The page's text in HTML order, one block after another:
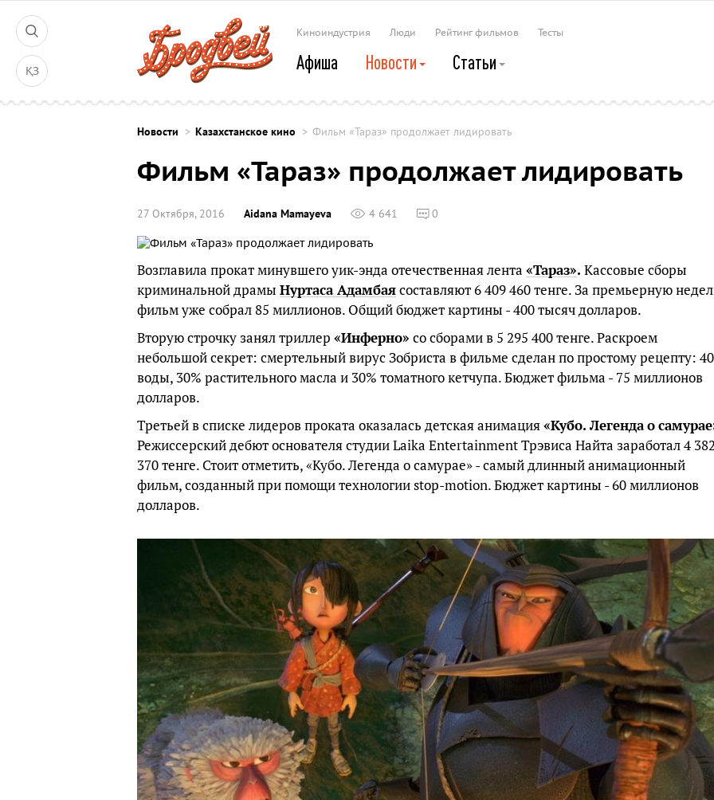
ҚЗ
Киноиндустрия Люди Рейтинг фильмов Тесты
Афиша Новости Статьи
Новости Казахстанское кино Фильм «Тараз» продолжает лидировать
Фильм «Тараз» продолжает лидировать
27 Октября, 2016 Aidana Mamayeva 4 641 0
Возглавила прокат минувшего уик-энда отечественная лента «Тараз». Кассовые сборы
криминальной драмы Нуртаса Адамбаясоставляют 6 409 460 тенге. За премьерную
фильм уже собрал 85 миллионов. Общий бюджет картины - 400 тысяч долларов.
Вторую строчку занял триллер «Инферно» со сборами в 5 295 400 тенге. Раскроем
небольшой секрет: смертельный вирус Зобриста в фильме сделан по простому рецепту:
воды, 30% растительного масла и 30% томатного кетчупа. Бюджет фильма - 75 миллионов
долларов.
Третьей в списке лидеров проката оказалась детская анимация«Кубо. Легендао
Режиссерский дебют основателя студии Laika Entertainment Трэвиса Найта заработал 4
370 тенге. Стоит отметить, «Кубо. Легенда о самурае» - самый длинный анимационный
фильм, созданный при помощи технологии stop-motion. Бюджет картины - 60 миллионов
долларов.